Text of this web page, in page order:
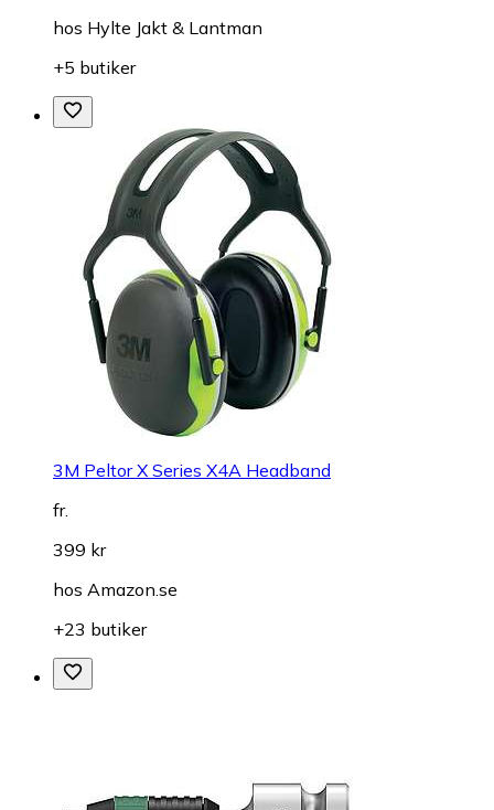
hos Hylte Jakt & Lantman
+5 butiker
3M Peltor X Series X4A Headband
fr.
399 kr
hos Amazon.se
+23 butiker